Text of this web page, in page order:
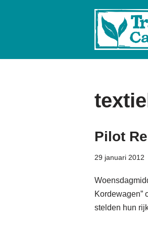
Pilot
29 januari 2012
Kordewagen”
stelden hun